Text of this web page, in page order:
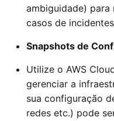
ambiguidade) para
casos de
Snapshots de
Utilize o AWS
gerenciar a
sua configuração
redes etc.) pode